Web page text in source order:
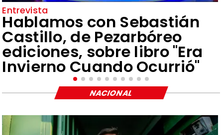
Entrevista
Hablamos con Sebastián
Castillo, de Pezarbóreo
ediciones, sobre libro "Era
Invierno Cuando Ocurrió"
NACIONAL